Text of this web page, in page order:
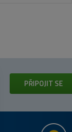
PŘIPOJIT SE